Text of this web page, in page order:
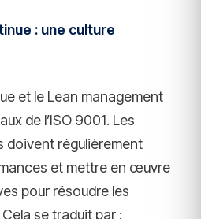
: une culture
et le Lean management
de l’ISO 9001. Les
doivent régulièrement
et mettre en œuvre
pour résoudre les
se traduit par :